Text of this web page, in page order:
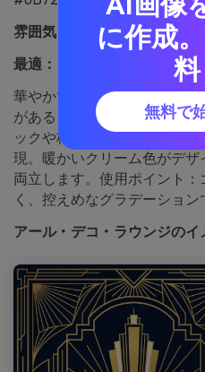
雰囲気：
雰囲気：
最適：
イベントポスターや
華やかで幾何学的、磨かれ
があるジャズラウンジを思
ックや枠に使い、ゴールド
現。暖かいクリーム色がデ
両立します。使用ポイント
く、控えめなグラデーション
アール・デコ・ラウンジのイ
に作成
料
無料で